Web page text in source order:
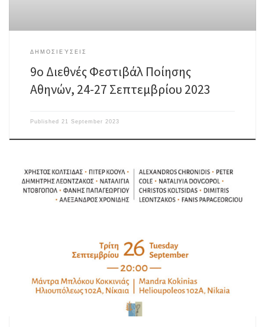
ΔΗΜΟΣΙΕΎΣΕΙΣ
9ο Διεθνές Φεστιβάλ Ποίησης
Αθηνών, 24-27 Σεπτεμβρίου 2023
Published 21 September 2023